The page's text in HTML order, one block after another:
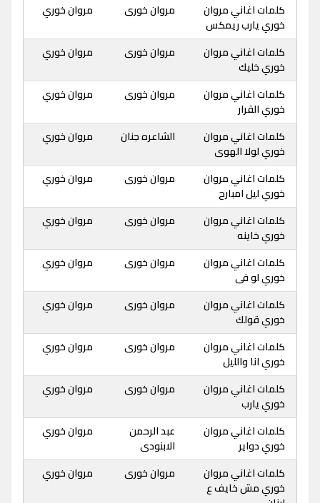
كلمات اغاني مروان
خوري يارب ريمكس
مروان خورى مروان خوري
كلمات اغاني مروان
خوري خليك
مروان خورى مروان خوري
كلمات اغاني مروان
خوري القرار
مروان خورى مروان خوري
كلمات اغاني مروان
خوري لولا الهوى
الشاعره جنان مروان خوري
كلمات اغاني مروان
خوري ليل امبارح
مروان خورى مروان خوري
كلمات اغاني مروان
خوري خاينه
مروان خورى مروان خوري
كلمات اغاني مروان
خوري لو فى
مروان خورى مروان خوري
كلمات اغاني مروان
خوري قولك
مروان خورى مروان خوري
كلمات اغاني مروان
خوري انا والليل
مروان خورى مروان خوري
كلمات اغاني مروان
خوري يارب
مروان خورى مروان خوري
كلمات اغاني مروان
خوري دواير
عبد الرحمن
الابنودى
مروان خوري
كلمات اغاني مروان
خوري مش خايف ع
مروان خورى مروان خوري